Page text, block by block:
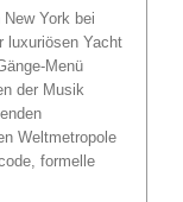
York bei
luxuriösen Yacht
Menü
der Musik
Weltmetropole
formelle